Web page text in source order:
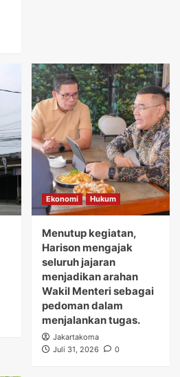
Ekonomi Hukum
Menutup kegiatan,
Harison mengajak
seluruh jajaran
menjadikan arahan
Wakil Menteri sebagai
pedoman dalam
menjalankan tugas.
Jakartakoma
Juli 31, 2026
0